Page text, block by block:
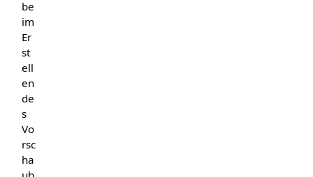
be
im
Er
st
ell
en
de
s
Vo
rsc
ha